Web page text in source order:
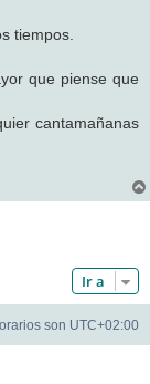
tiempos.
que piense que
cantamañanas
Ir a
son UTC+02:00